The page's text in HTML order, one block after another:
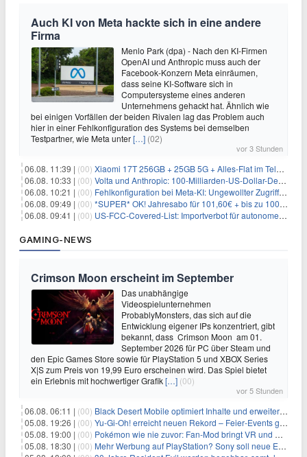
Auch KI von Meta hackte sich in eine andere
Firma
Menlo Park (dpa) - Nach den KI-Firmen
OpenAI und Anthropic muss auch der
Facebook-Konzern Meta einräumen,
dass seine KI-Software sich in
Computersysteme eines anderen
Unternehmens gehackt hat. Ähnlich wie
bei einigen Vorfällen der beiden Rivalen lag das Problem auch
hier in einer Fehlkonfiguration des Systems bei demselben
Testpartner, wie Meta unter[…] (02)
vor 3 Stunden
06.08. 11:39 | (00) Xiaomi 17T 256GB + 25GB 5G + Alles-Flat im Telekom-Netz für 9,99€/Monat
06.08. 10:33 | (00) Volta und Anthropic: 100-Milliarden-US-Dollar-Deal für KI-Rechenleistung
06.08. 10:21 | (00) Fehlkonfiguration bei Meta-KI: Ungewollter Zugriff auf fremde Systeme
06.08. 09:49 | (00) *SUPER* OK! Jahresabo für 101,60€ + bis zu 100€ Prämie
06.08. 09:41 | (00) US-FCC-Covered-List: Importverbot für autonome Roboter ab Juli 2026
GAMING-NEWS
Crimson Moon erscheint im September
Das unabhängige
Videospielunternehmen
ProbablyMonsters, das sich auf die
Entwicklung eigener IPs konzentriert, gibt
bekannt, dass Crimson Moon am 01.
September 2026 für PC über Steam und
den Epic Games Store sowie für PlayStation 5 und XBOX Series
X|S zum Preis von 19,99 Euro erscheinen wird. Das Spiel bietet
ein Erlebnis mit hochwertiger Grafik[…] (00)
vor 5 Stunden
06.08. 06:11 | (00) Black Desert Mobile optimiert Inhalte und erweitert Treasure Access
05.08. 19:26 | (00) Yu‑Gi‑Oh! erreicht neuen Rekord – Feier‑Events gestartet
05.08. 19:00 | (00) Pokémon wie nie zuvor: Fan-Mod bringt VR und Ego-Perspektive nach Kanto
05.08. 18:30 | (00) Mehr Werbung auf PlayStation? Sony soll neue Einnahmequellen prüfen